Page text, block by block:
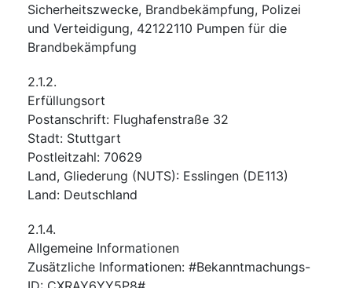
Sicherheitszwecke, Brandbekämpfung, Polizei
und Verteidigung, 42122110 Pumpen für die
Brandbekämpfung
2.1.2.
Erfüllungsort
Postanschrift: Flughafenstraße 32
Stadt: Stuttgart
Postleitzahl: 70629
Land, Gliederung (NUTS): Esslingen (DE113)
Land: Deutschland
2.1.4.
Allgemeine Informationen
Zusätzliche Informationen: #Bekanntmachungs-